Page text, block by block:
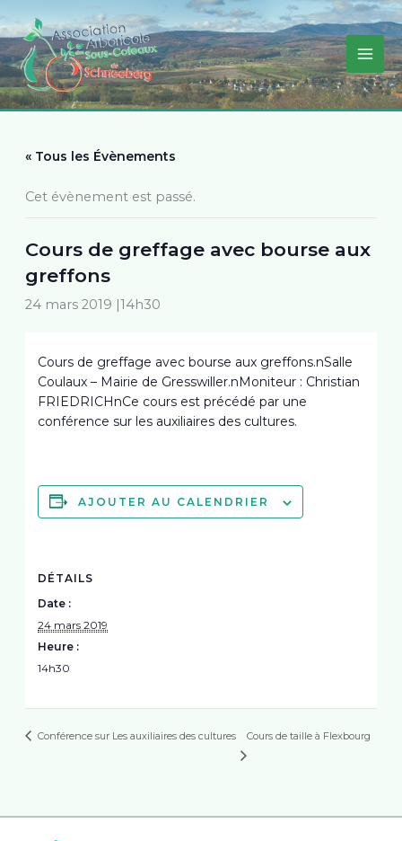
au
contenu
« Tous les Évènements
Cet évènement est passé.
Cours de greffage avec bourse aux
greffons
24 mars 2019 |14h30
Cours de greffage avec bourse aux greffons.nSalle
Coulaux – Mairie de Gresswiller.nMoniteur : Christian
FRIEDRICHnCe cours est précédé par une
conférence sur les auxiliaires des cultures.
AJOUTER AU CALENDRIER
DÉTAILS
Date :
24 mars 2019
Heure :
14h30
Conférence sur Les auxiliaires des cultures Cours de taille à Flexbourg